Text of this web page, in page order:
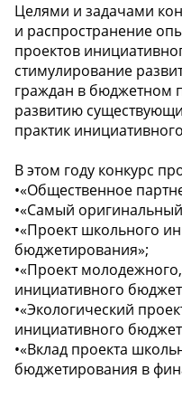
Целями и задачами
и распространение
проектов
стимулирование
граждан в бюджетном
развитию
практик
В этом году конкурс
•«Общественное
•«Самый
•«Проект школьного
бюджетирования»;
•«Проект
инициативного
•«Экологический
инициативного
•«Вклад проекта
бюджетирования в